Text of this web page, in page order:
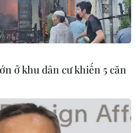
ở khu dân cư khiến 5 căn